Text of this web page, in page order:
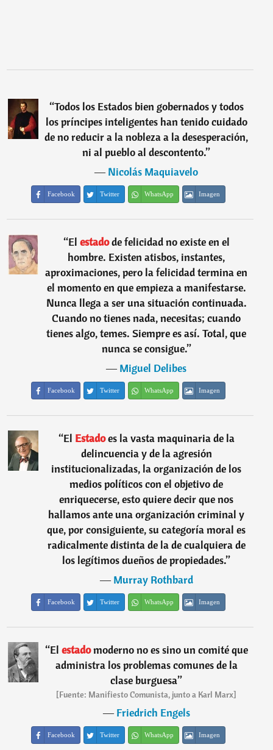
“Todos los Estados bien gobernados y todos
los príncipes inteligentes han tenido cuidado
de no reducir a la nobleza a la desesperación,
ni al pueblo al descontento.”
―Nicolás Maquiavelo
Facebook Twitter WhatsApp Imagen
“El estadode felicidad no existe en el
hombre. Existen atisbos, instantes,
aproximaciones, pero la felicidad termina en
el momento en que empieza a manifestarse.
Nunca llega a ser una situación continuada.
Cuando no tienes nada, necesitas; cuando
tienes algo, temes. Siempre es así. Total, que
nunca se consigue.”
―Miguel Delibes
Facebook Twitter WhatsApp Imagen
“El Estadoes la vasta maquinaria de la
delincuencia y de la agresión
institucionalizadas, la organización de los
medios políticos con el objetivo de
enriquecerse, esto quiere decir que nos
hallamos ante una organización criminal y
que, por consiguiente, su categoría moral es
radicalmente distinta de la de cualquiera de
los legítimos dueños de propiedades.”
―Murray Rothbard
Facebook Twitter WhatsApp Imagen
“El estadomoderno no es sino un comité que
administra los problemas comunes de la
clase burguesa”
[Fuente: Manifiesto Comunista, junto a Karl Marx]
―Friedrich Engels
Facebook Twitter WhatsApp Imagen